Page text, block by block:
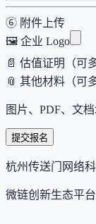
⑥ 附件上传
🖼️ 企业 Logo
📄 估值证明（可
📎 其他材料（可
图片、PDF、文
提交报名
杭州传送门网络
微链创新生态平台